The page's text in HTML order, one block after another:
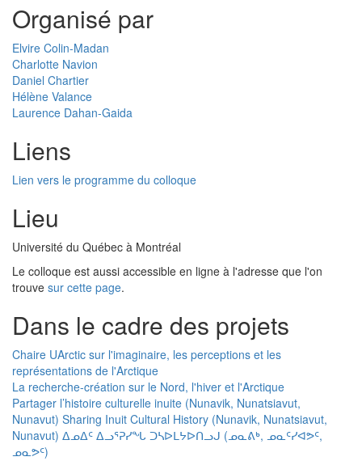
Organisé par
Elvire Colin-Madan
Charlotte Navion
Daniel Chartier
Hélène Valance
Laurence Dahan-Gaida
Liens
Lien vers le programme du colloque
Lieu
Université du Québec à Montréal
Le colloque est aussi accessible en ligne à l'adresse que l'on
trouve sur cette page.
Dans le cadre des projets
Chaire UArctic sur l'imaginaire, les perceptions et les
représentations de l'Arctique
La recherche-création sur le Nord, l'hiver et l'Arctique
Partager l’histoire culturelle inuite (Nunavik, Nunatsiavut,
Nunavut) Sharing Inuit Cultural History (Nunavik, Nunatsiavut,
Nunavut) ᐃᓄᐃᑦ ᐃᓗᕐᕈᓯᖓ ᑐᓴᐅᒪᔭᐅᑎᓗᒍ (ᓄᓇᕕᒃ, ᓄᓇᑦᓯᐊᕗᑦ,
ᓄᓇᕗᑦ)